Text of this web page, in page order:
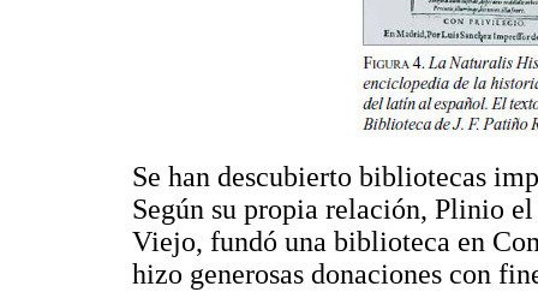
Se han descubierto bibliotecas
Según su propia relación, Plinio
Viejo, fundó una biblioteca en
hizo generosas donaciones con